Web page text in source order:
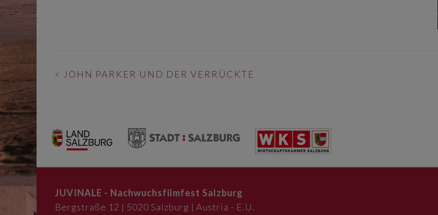
< JOHN PARKER UND DER VERRÜCKTE
JUVINALE - Nachwuchsfilmfest Salzburg
Bergstraße 12 | 5020 Salzburg | Austria - E.U.